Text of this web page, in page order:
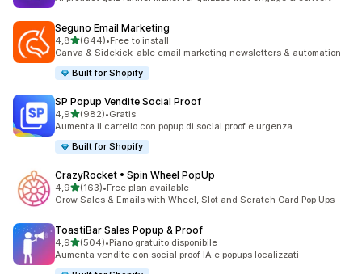
Seguno Email Marketing
4,8stelle su 5
(644)
644 recensioni totali
•Free to install
Canva & Sidekick-able email marketing newsletters & automation
Built for Shopify
SP Popup Vendite Social Proof
4,9stelle su 5
(982)
982 recensioni totali
•Gratis
Aumenta il carrello con popup di social proof e urgenza
Built for Shopify
CrazyRocket • Spin Wheel PopUp
4,9stelle su 5
(163)
163 recensioni totali
•Free plan available
Grow Sales & Emails with Wheel, Slot and Scratch Card Pop Ups
ToastiBar Sales Popup & Proof
4,9stelle su 5
(504)
504 recensioni totali
•Piano gratuito disponibile
Aumenta vendite con social proof IA e popups localizzati